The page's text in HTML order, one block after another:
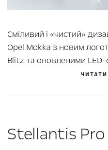
Сміливий і «чистий»
Opel Mokka з новим
Blitz та оновленими
Stellantis Pro